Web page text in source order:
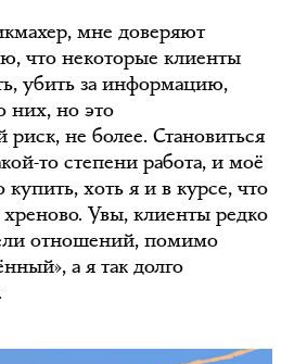
мне доверяют
что некоторые клиенты
убить за информацию,
них, но это
не более. Становиться
то степени работа, и моё
хоть я и в курсе, что
хреново. Увы, клиенты редко
отношений, помимо
а я так долго